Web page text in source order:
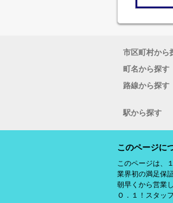
市区町村から
町名から探す
路線から探す
駅から探す
このページに
このページは、
業界初の満足保
朝早くから営業
Ｏ．１！スタッ